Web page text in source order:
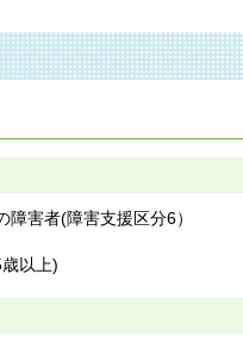
害者(障害支援区分6）
以上)